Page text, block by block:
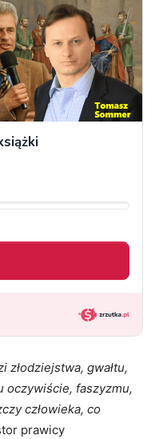
złodziejstwa, gwałtu,
oczywiście, faszyzmu,
człowieka, co
prawicy